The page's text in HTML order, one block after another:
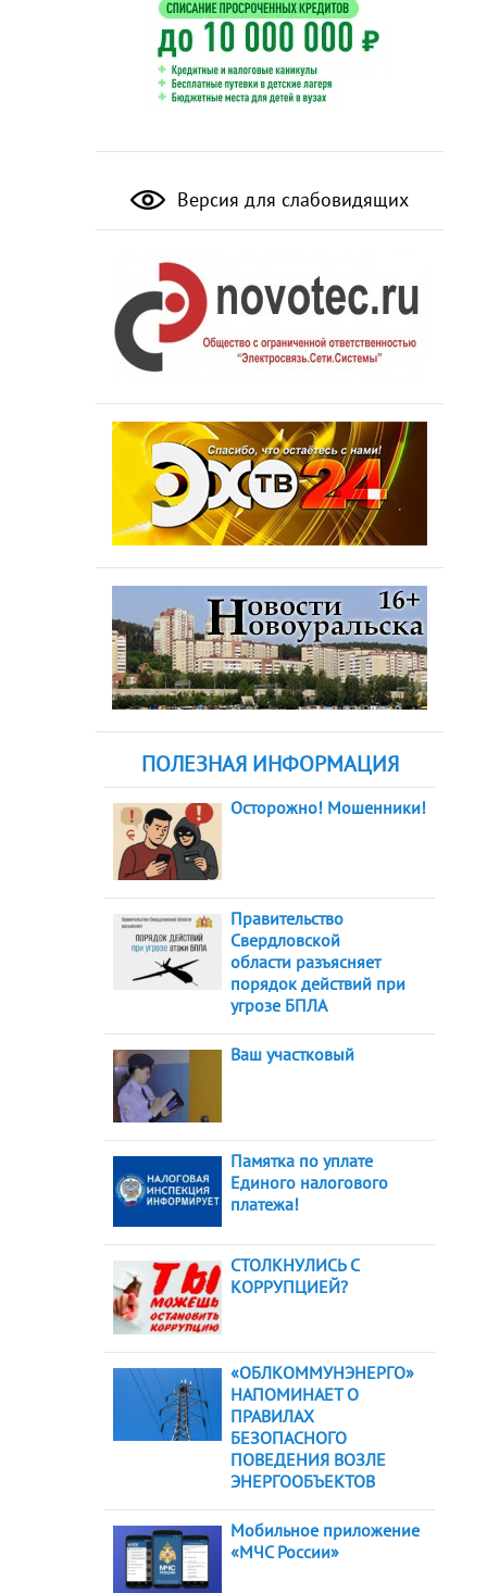
Версия для слабовидящих
ПОЛЕЗНАЯ ИНФОРМАЦИЯ
Осторожно! Мошенники!
Правительство
Свердловской
области разъясняет
порядок действий при
угрозе БПЛА
Ваш участковый
Памятка по уплате
Единого налогового
платежа!
СТОЛКНУЛИСЬ С
КОРРУПЦИЕЙ?
«ОБЛКОММУНЭНЕРГО»
НАПОМИНАЕТ О
ПРАВИЛАХ
БЕЗОПАСНОГО
ПОВЕДЕНИЯ ВОЗЛЕ
ЭНЕРГООБЪЕКТОВ
Мобильное приложение
«МЧС России»